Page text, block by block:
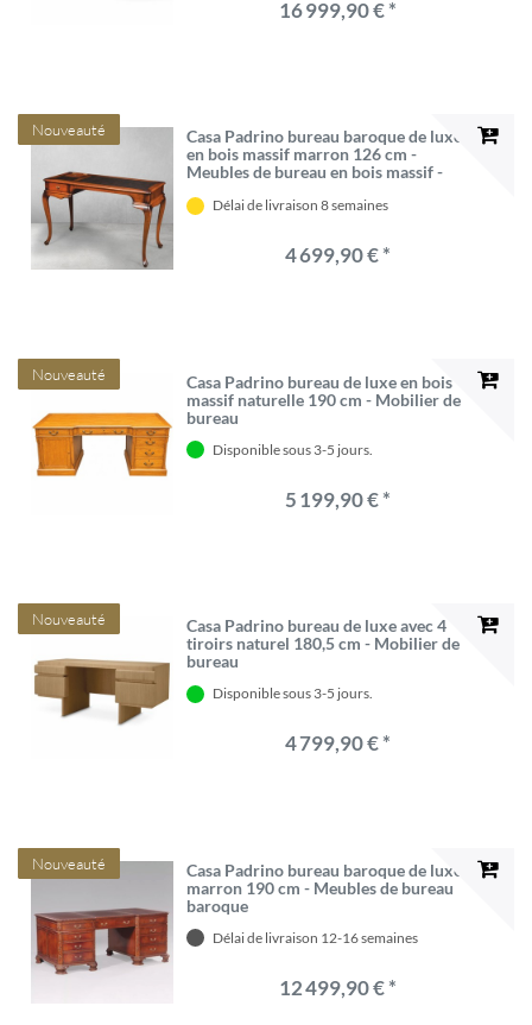
16 999,90 € *
Nouveauté
Casa Padrino bureau baroque de luxe
en bois massif marron 126 cm -
Meubles de bureau en bois massif -
Délai de livraison 8 semaines
4 699,90 € *
Nouveauté
Casa Padrino bureau de luxe en bois
massif naturelle 190 cm - Mobilier de
bureau
Disponible sous 3-5 jours.
5 199,90 € *
Nouveauté
Casa Padrino bureau de luxe avec 4
tiroirs naturel 180,5 cm - Mobilier de
bureau
Disponible sous 3-5 jours.
4 799,90 € *
Nouveauté
Casa Padrino bureau baroque de luxe
marron 190 cm - Meubles de bureau
baroque
Délai de livraison 12-16 semaines
12 499,90 € *